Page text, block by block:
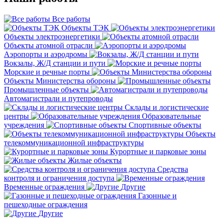
Все работы
Объекты ТЭК
Объекты электроэнергетики
Объекты атомной отрасли
Аэропорты и аэродромы
Вокзалы, Ж/Д станции и пути
Морские и речные порты
Объекты Министерства обороны
Промышленные объекты
Автомагистрали и путепроводы
Склады и логистические
центры
Образовательные
учреждения
Спортивные объекты
Объекты
телекоммуникационной инфраструктуры
Курортные и парковые зоны
Жилые объекты
Средства
контроля и ограничения доступа
Временные ограждения
Другие
Газонные и
пешеходные ограждения
Другие